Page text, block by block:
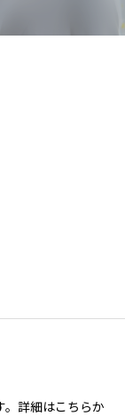
詳細はこちらか